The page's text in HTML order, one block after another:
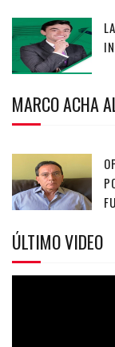
MARCO ACHA
ÚLTIMO VIDEO